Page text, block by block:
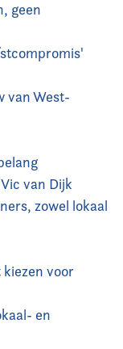
geen
van West-
van Dijk
zowel lokaal
voor
en